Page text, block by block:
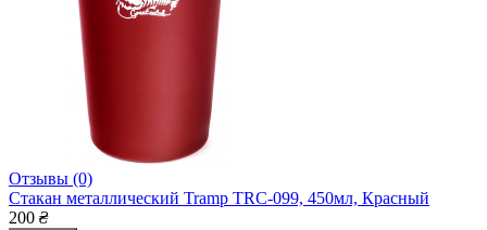
Отзывы (0)
Стакан металлический Tramp TRC-099, 450мл, Красный
200 ₴